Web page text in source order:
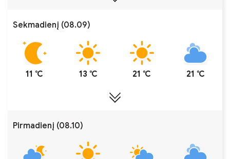
Sekmadienį (08.09)
11 ℃ 13 ℃ 21 ℃ 21 ℃
Pirmadienį (08.10)